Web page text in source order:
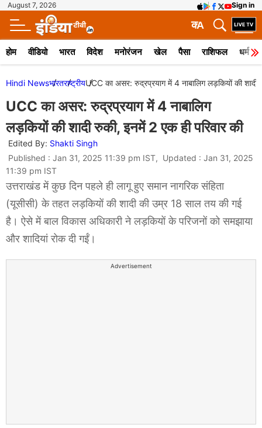
August 7, 2026 Sign in
A
क
होम वीडियो भारत विदेश मनोरंजन खेल पैसा राशिफल धर्म
Hindi Newsभारतराष्ट्रीयUCC का असर: रुद्रप्रयाग में 4 नाबालिग लड़कियों की शादी
UCC का असर: रुद्रप्रयाग में 4 नाबालिग
लड़कियों की शादी रुकी, इनमें 2 एक ही परिवार की
Edited By: Shakti Singh
Published : Jan 31, 2025 11:39 pm IST, Updated : Jan 31, 2025
11:39 pm IST
उत्तराखंड में कुछ दिन पहले ही लागू हुए समान नागरिक संहिता
(यूसीसी) के तहत लड़कियों की शादी की उम्र 18 साल तय की गई
है। ऐसे में बाल विकास अधिकारी ने लड़कियों के परिजनों को समझाया
और शादियां रोक दी गईं।
Advertisement